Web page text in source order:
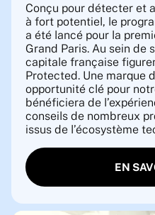
Conçu pour détecter et
à fort potentiel, le
a été lancé pour la
Grand Paris. Au sein de
capitale française
Protected. Une marque
opportunité clé pour
bénéficiera de
conseils de nombreux
issus de l’écosystème
EN